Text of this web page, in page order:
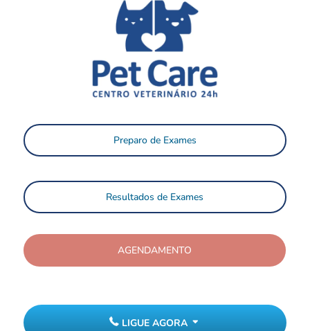
Preparo de Exames
Resultados de Exames
AGENDAMENTO
LIGUE AGORA